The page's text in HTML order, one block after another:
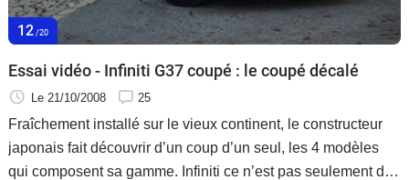
12 /20
Essai vidéo - Infiniti G37 coupé : le coupé décalé
Le 21/10/2008 25
Fraîchement installé sur le vieux continent, le constructeur
japonais fait découvrir d’un coup d’un seul, les 4 modèles
qui composent sa gamme. Infiniti ce n’est pas seulement des